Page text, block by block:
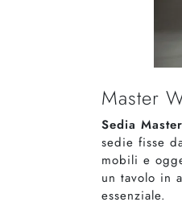
Master
Sedia
sedie fisse
mobili e
un tavolo in
essenziale.